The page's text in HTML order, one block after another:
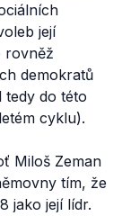
její
rovněž
demokratů
tedy do této
cyklu).
Miloš Zeman
tím, že
jako její lídr.